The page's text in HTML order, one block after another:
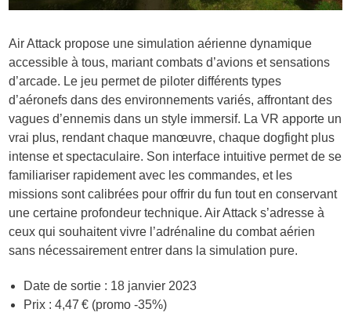
Air Attack propose une simulation aérienne dynamique
accessible à tous, mariant combats d’avions et sensations
d’arcade. Le jeu permet de piloter différents types
d’aéronefs dans des environnements variés, affrontant des
vagues d’ennemis dans un style immersif. La VR apporte un
vrai plus, rendant chaque manœuvre, chaque dogfight plus
intense et spectaculaire. Son interface intuitive permet de se
familiariser rapidement avec les commandes, et les
missions sont calibrées pour offrir du fun tout en conservant
une certaine profondeur technique. Air Attack s’adresse à
ceux qui souhaitent vivre l’adrénaline du combat aérien
sans nécessairement entrer dans la simulation pure.
Date de sortie : 18 janvier 2023
Prix : 4,47 € (promo -35%)